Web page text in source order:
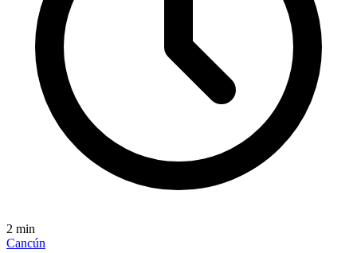
2 min
Cancún